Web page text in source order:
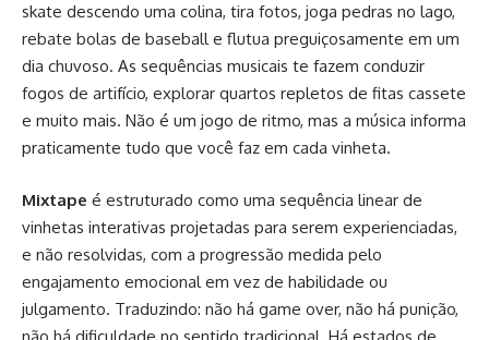
skate descendo uma colina, tira fotos, joga pedras no lago,
rebate bolas de baseball e flutua preguiçosamente em um
dia chuvoso. As sequências musicais te fazem conduzir
fogos de artifício, explorar quartos repletos de fitas cassete
e muito mais. Não é um jogo de ritmo, mas a música informa
praticamente tudo que você faz em cada vinheta.
Mixtape é estruturado como uma sequência linear de
vinhetas interativas projetadas para serem experienciadas,
e não resolvidas, com a progressão medida pelo
engajamento emocional em vez de habilidade ou
julgamento. Traduzindo: não há game over, não há punição,
não há dificuldade no sentido tradicional. Há estados de